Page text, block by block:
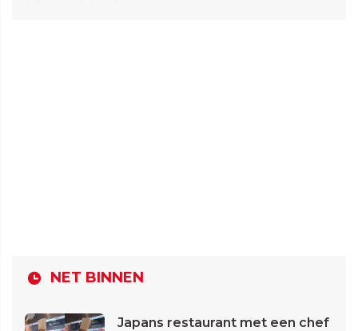
NET BINNEN
Japans restaurant met een chef